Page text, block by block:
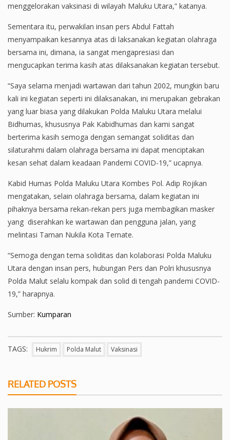
menggelorakan vaksinasi di wilayah Maluku Utara,” katanya.
Sementara itu, perwakilan insan pers Abdul Fattah
menyampaikan kesannya atas di laksanakan kegiatan olahraga
bersama ini, dimana, ia sangat mengapresiasi dan
mengucapkan terima kasih atas dilaksanakan kegiatan tersebut.
“Saya selama menjadi wartawan dari tahun 2002, mungkin baru
kali ini kegiatan seperti ini dilaksanakan, ini merupakan gebrakan
yang luar biasa yang dilakukan Polda Maluku Utara melalui
Bidhumas, khususnya Pak Kabidhumas dan kami sangat
berterima kasih semoga dengan semangat soliditas dan
silaturahmi dalam olahraga bersama ini dapat menciptakan
kesan sehat dalam keadaan Pandemi COVID-19,” ucapnya.
Kabid Humas Polda Maluku Utara Kombes Pol. Adip Rojikan
mengatakan, selain olahraga bersama, dalam kegiatan ini
pihaknya bersama rekan-rekan pers juga membagikan masker
yang diserahkan ke wartawan dan pengguna jalan, yang
melintasi Taman Nukila Kota Ternate.
“Semoga dengan tema soliditas dan kolaborasi Polda Maluku
Utara dengan insan pers, hubungan Pers dan Polri khususnya
Polda Malut selalu kompak dan solid di tengah pandemi COVID-
19,” harapnya.
Sumber: Kumparan
TAGS: Hukrim Polda Malut Vaksinasi
RELATED POSTS